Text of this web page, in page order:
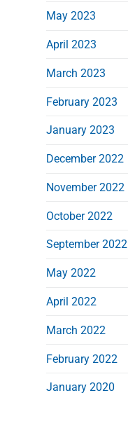
May 2023
April 2023
March 2023
February 2023
January 2023
December 2022
November 2022
October 2022
September 2022
May 2022
April 2022
March 2022
February 2022
January 2020